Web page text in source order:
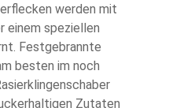
werden mit
einem speziellen
Festgebrannte
besten im noch
Zutaten